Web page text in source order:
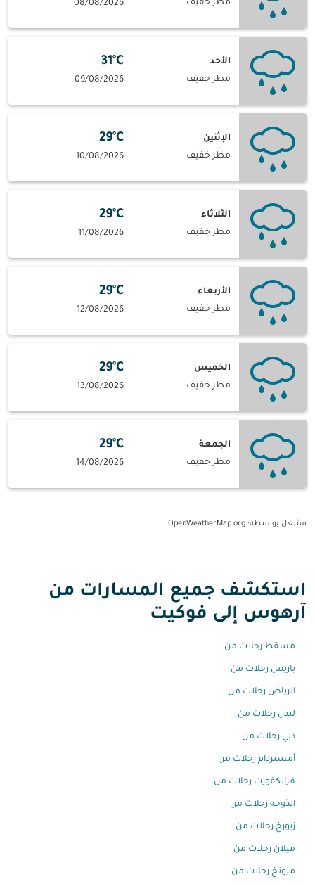
مطر خفيف 08/08/2026
الأحد
مطر خفيف
31°C
09/08/2026
الإثنين
مطر خفيف
29°C
10/08/2026
الثلاثاء
مطر خفيف
29°C
11/08/2026
الأربعاء
مطر خفيف
29°C
12/08/2026
الخميس
مطر خفيف
29°C
13/08/2026
الجمعة
مطر خفيف
29°C
14/08/2026
مشغل بواسطة: OpenWeatherMap.org
استكشف جميع المسارات من
آرهوس إلى فوكيت
مسقط رحلات من
باريس رحلات من
الرياض رحلات من
لندن رحلات من
دبي رحلات من
أمستردام رحلات من
فرانكفورت رحلات من
الدّوحة رحلات من
زيورخ رحلات من
ميلان رحلات من
ميونخ رحلات من